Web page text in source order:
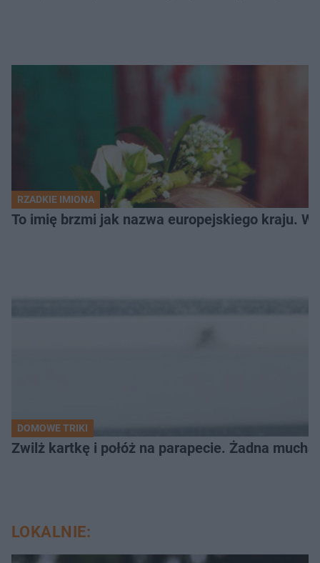
RZADKIE IMIONA
To imię brzmi jak nazwa europejskiego kraju.
DOMOWE TRIKI
Zwilż kartkę i połóż na parapecie. Żadna
LOKALNIE: